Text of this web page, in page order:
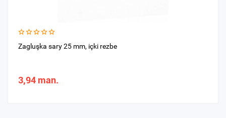
Zagluşka sary 25 mm, içki rezbe
3,94 man.